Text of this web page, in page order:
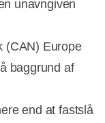
unavngiven
(CAN) Europe
baggrund af
end at fastslå